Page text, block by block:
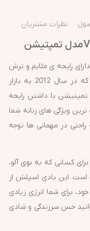
نظرات مشتریان
رایحه ی ملایم و ترش
و مناسب خانم های خاص پسند است. که در سال 2012 به بازار
با داشتن رایحه
ویژگی های زنانه شما
در مهمانی ها توجه
کسانی که به بوی آلو،
است. این بادی اسپلش از
برای شما انرژی زیادی
حس سرزندگی و شادی